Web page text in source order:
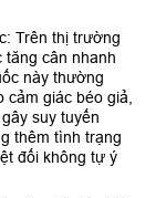
Trên thị trường
tăng cân nhanh
này thường
giác béo giả,
suy tuyến
thêm tình trạng
đối không tự ý